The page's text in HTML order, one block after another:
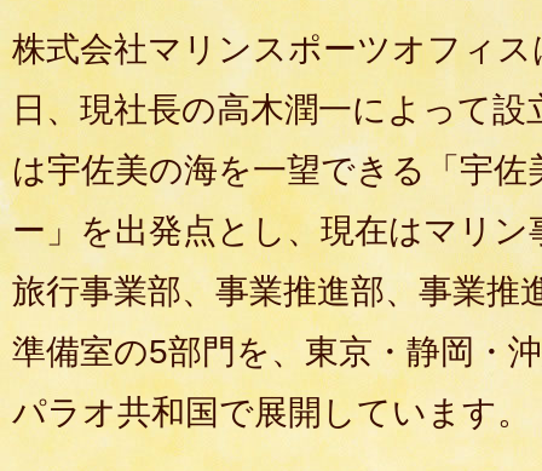
株式会社マリンスポーツオフィ
日、現社長の高木潤一によって
は宇佐美の海を一望できる「宇
ー」を出発点とし、現在はマリン
旅行事業部、事業推進部、事業推
準備室の5部門を、東京・静岡・
パラオ共和国で展開しています。